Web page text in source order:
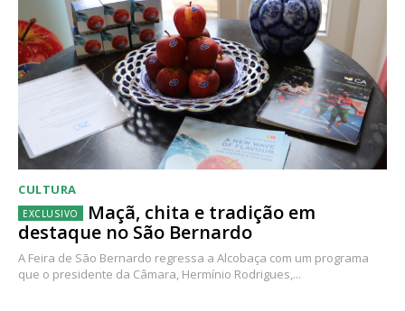
CULTURA
Maçã, chita e tradição em
destaque no São Bernardo
A Feira de São Bernardo regressa a Alcobaça com um programa
que o presidente da Câmara, Hermínio Rodrigues,...